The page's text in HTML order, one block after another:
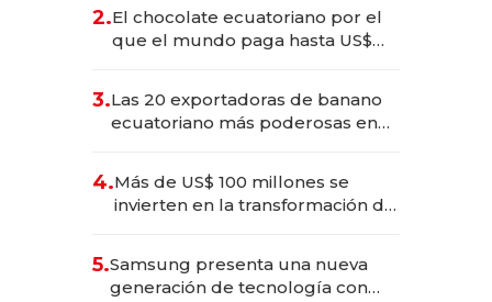
2.El chocolate ecuatoriano por el
que el mundo paga hasta US$
3.Las 20 exportadoras de banano
ecuatoriano más poderosas en
4.Más de US$ 100 millones se
invierten en la transformación de
5.Samsung presenta una nueva
generación de tecnología con